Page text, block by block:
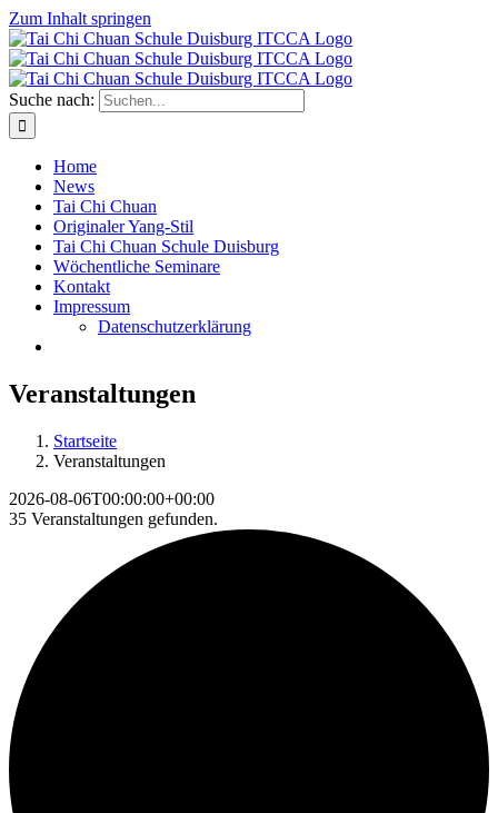
Zum Inhalt springen
Suche nach:
Home
News
Tai Chi Chuan
Originaler Yang-Stil
Tai Chi Chuan Schule Duisburg
Wöchentliche Seminare
Kontakt
Impressum
Datenschutzerklärung
Veranstaltungen
Startseite
Veranstaltungen
2026-08-06T00:00:00+00:00
35 Veranstaltungen gefunden.